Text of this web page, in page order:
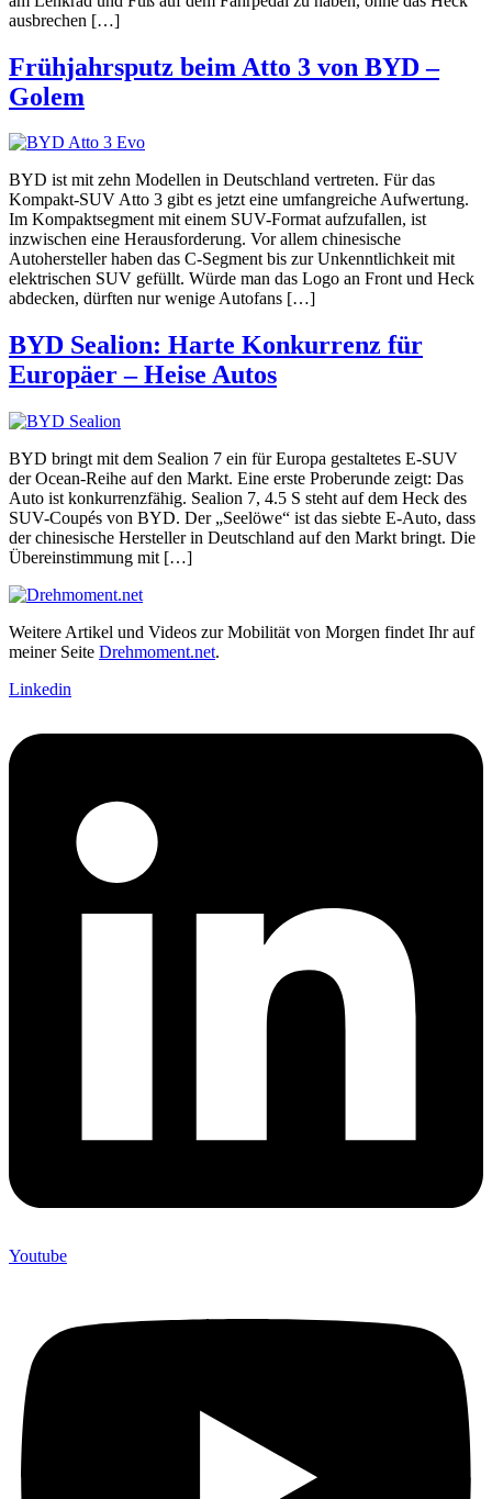
ausbrechen […]
Frühjahrsputz beim Atto 3 von BYD –
Golem
BYD ist mit zehn Modellen in Deutschland vertreten. Für das
Kompakt-SUV Atto 3 gibt es jetzt eine umfangreiche Aufwertung.
Im Kompaktsegment mit einem SUV-Format aufzufallen, ist
inzwischen eine Herausforderung. Vor allem chinesische
Autohersteller haben das C-Segment bis zur Unkenntlichkeit mit
elektrischen SUV gefüllt. Würde man das Logo an Front und Heck
abdecken, dürften nur wenige Autofans […]
BYD Sealion: Harte Konkurrenz für
Europäer – Heise Autos
BYD bringt mit dem Sealion 7 ein für Europa gestaltetes E-SUV
der Ocean-Reihe auf den Markt. Eine erste Proberunde zeigt: Das
Auto ist konkurrenzfähig. Sealion 7, 4.5 S steht auf dem Heck des
SUV-Coupés von BYD. Der „Seelöwe“ ist das siebte E-Auto, dass
der chinesische Hersteller in Deutschland auf den Markt bringt. Die
Übereinstimmung mit […]
Weitere Artikel und Videos zur Mobilität von Morgen findet Ihr auf
meiner Seite Drehmoment.net.
Linkedin
Youtube